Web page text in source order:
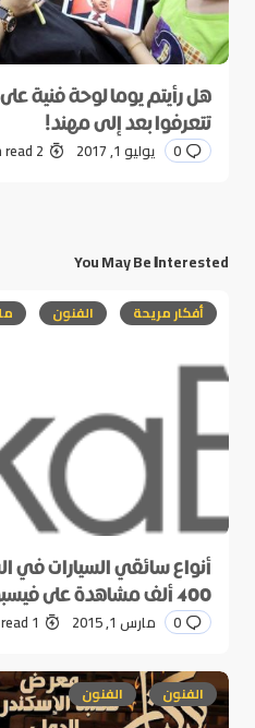
هل رأيتم يوما لوحة فنية
تتعرفوا بعد إلى مهند!
0 يوليو 1, 2017 2 min read
You May Be Interested
أفكار مريحة الفنون
أنواع سائقي السيارات في
400 ألف مشاهدة على فيسبوك
0 مارس 1, 2015 1 min read
الفنون الفنون